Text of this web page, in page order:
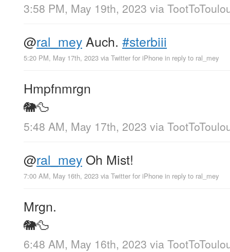
3:58 PM, May 19th, 2023 via
@ral_meyAuch. #sterbiii
5:20 PM, May 17th, 2023 via Twitter for iPhone in reply to ral_mey
Hmpfnmrgn
🐘🦆
5:48 AM, May 17th, 2023 via
@ral_mey Oh Mist!
7:00 AM, May 16th, 2023 via Twitter for iPhone in reply to ral_mey
Mrgn.
🐘🦆
6:48 AM, May 16th, 2023 via